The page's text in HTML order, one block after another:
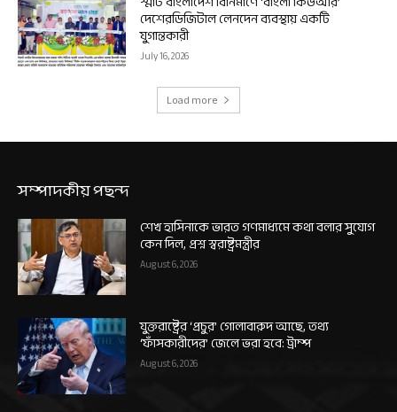
দেশেরডিজিটাল লেনদেন ব্যবস্থায় একটি
যুগান্তকারী
July 16, 2026
Load more
সম্পাদকীয় পছন্দ
শেখ হাসিনাকে ভারত গণমাধ্যমে কথা বলার সুযোগ
কেন দিল, প্রশ্ন স্বরাষ্ট্রমন্ত্রীর
August 6, 2026
যুক্তরাষ্ট্রের ‘প্রচুর’ গোলাবারুদ আছে, তথ্য
‘ফাঁসকারীদের’ জেলে ভরা হবে: ট্রাম্প
August 6, 2026